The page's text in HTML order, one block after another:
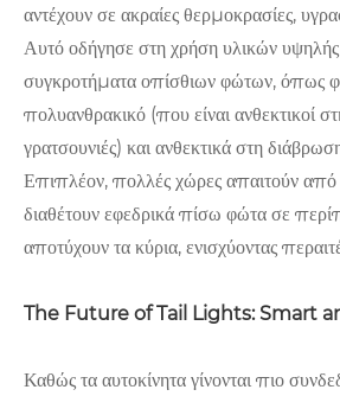
αντέχουν σε ακραίες θερμοκρασίες,
Αυτό οδήγησε στη χρήση υλικών υψηλής
συγκροτήματα οπίσθιων φώτων, όπως
πολυανθρακικό (που είναι ανθεκτικοί
γρατσουνιές) και ανθεκτικά στη
Επιπλέον, πολλές χώρες απαιτούν από
διαθέτουν εφεδρικά πίσω φώτα σε
αποτύχουν τα κύρια, ενισχύοντας
The Future of Tail Lights: Smart
Καθώς τα αυτοκίνητα γίνονται πιο